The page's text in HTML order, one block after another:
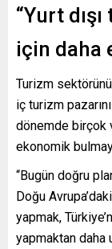
“Yurt
için daha
Turizm
iç turizm
dönemde birçok
ekonomik
“Bugün doğru
Doğu
yapmak,
yapmaktan daha